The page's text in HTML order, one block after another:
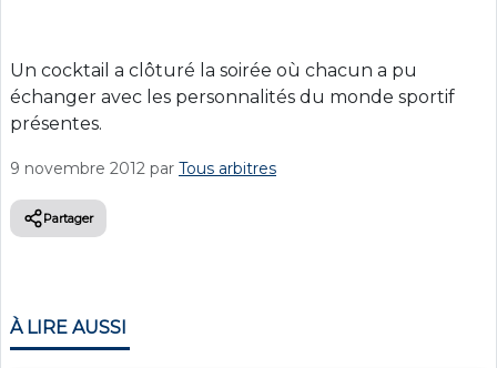
Un cocktail a clôturé la soirée où chacun a pu
échanger avec les personnalités du monde sportif
présentes.
9 novembre 2012 par Tous arbitres
Partager
À LIRE AUSSI